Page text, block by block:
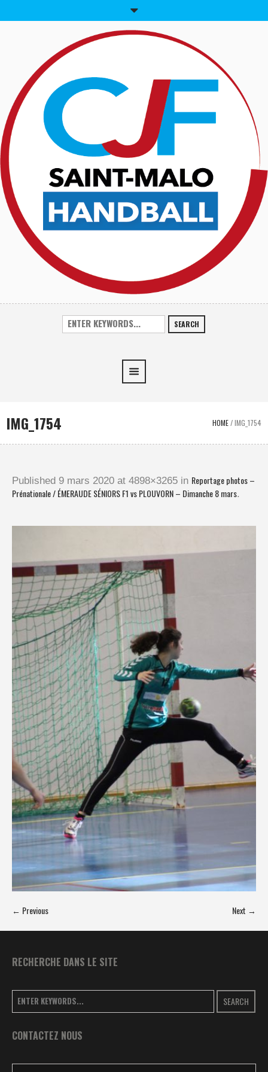
SEARCH
IMG_1754 HOME/IMG_1754
Published 9 mars 2020 at 4898×3265 in Reportage photos –
Prénationale / ÉMERAUDE SÉNIORS F1 vs PLOUVORN – Dimanche 8 mars.
← Previous Next →
RECHERCHE DANS LE SITE
SEARCH
CONTACTEZ NOUS